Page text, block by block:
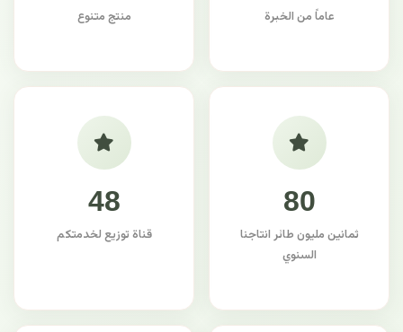
عاماً من الخبرة منتج متنوع
80
ثمانين مليون طائر انتاجنا
السنوي
48
قناة توزيع لخدمتكم